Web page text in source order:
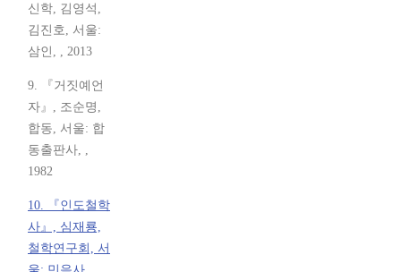
신학, 김영석,
김진호, 서울:
삼인, , 2013
9. 『거짓예언
자』, 조순명,
합동, 서울: 합
동출판사, ,
1982
10. 『인도철학
사』, 심재룡,
철학연구회, 서